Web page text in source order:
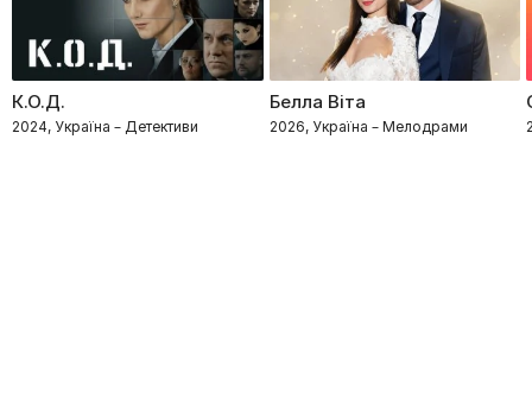
К.О.Д.
2024, Україна – Детективи
Белла Віта
2026, Україна – Мелодрами